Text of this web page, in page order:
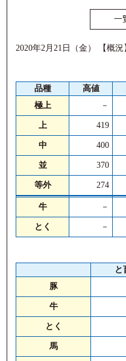
一
2020年2月21日（金） 【概況
品種
高値
極上
－
上 419
中 400
並 370
等外 274
牛 －
とく －
と
豚
牛
とく
馬